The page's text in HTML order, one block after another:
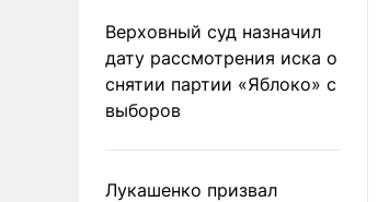
Верховный суд назначил
дату рассмотрения иска о
снятии партии «Яблоко» с
выборов
Лукашенко призвал